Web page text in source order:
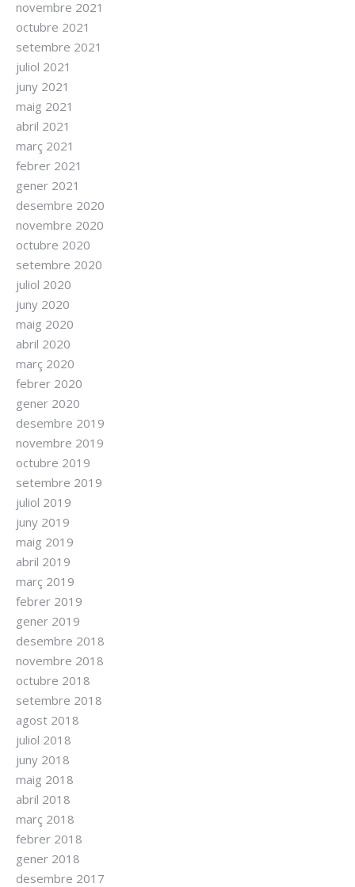
novembre 2021
octubre 2021
setembre 2021
juliol 2021
juny 2021
maig 2021
abril 2021
març 2021
febrer 2021
gener 2021
desembre 2020
novembre 2020
octubre 2020
setembre 2020
juliol 2020
juny 2020
maig 2020
abril 2020
març 2020
febrer 2020
gener 2020
desembre 2019
novembre 2019
octubre 2019
setembre 2019
juliol 2019
juny 2019
maig 2019
abril 2019
març 2019
febrer 2019
gener 2019
desembre 2018
novembre 2018
octubre 2018
setembre 2018
agost 2018
juliol 2018
juny 2018
maig 2018
abril 2018
març 2018
febrer 2018
gener 2018
desembre 2017